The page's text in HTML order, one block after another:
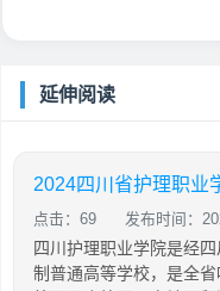
延伸阅读
2024四川省护理职业
点击：69 发布时间：
四川护理职业学院是经
制普通高等学校，是全省